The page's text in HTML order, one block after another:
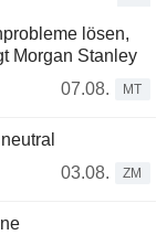
lösen,
Morgan Stanley
07.08.
MT
03.08.
ZM